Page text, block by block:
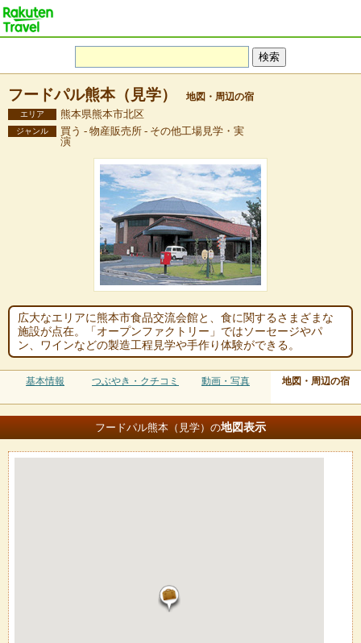
フードパル熊本（見学） 地図・周辺の宿
エリア 熊本県熊本市北区
ジャンル
買う - 物産販売所 - その他工場見学・実
演
広大なエリアに熊本市食品交流会館と、食に関するさまざまな
施設が点在。「オープンファクトリー」ではソーセージやパ
ン、ワインなどの製造工程見学や手作り体験ができる。
基本情報 つぶやき・クチコミ 動画・写真 地図・周辺の宿
フードパル熊本（見学）の地図表示